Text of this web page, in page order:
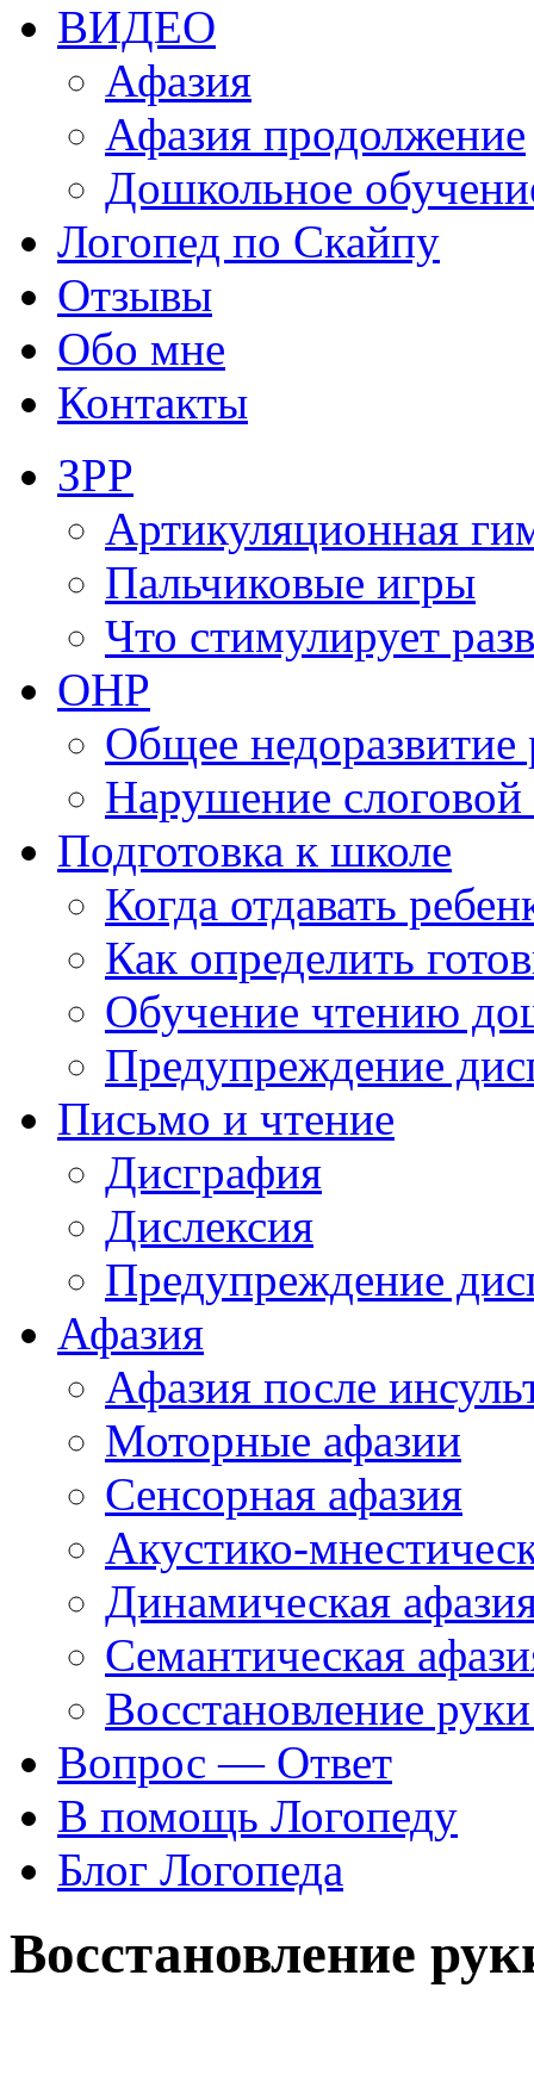
ВИДЕО
Афазия
Афазия продолжение
Дошкольное
Логопед по Скайпу
Отзывы
Обо мне
Контакты
ЗРР
Артикуляционная
Пальчиковые игры
Что стимулирует
ОНР
Общее недоразвитие
Нарушение слоговой
Подготовка к школе
Когда отдавать
Как определить
Обучение чтению
Предупреждение
Письмо и чтение
Дисграфия
Дислексия
Предупреждение
Афазия
Афазия после
Моторные афазии
Сенсорная афазия
Акустико-
Динамическая
Семантическая
Восстановление
Вопрос — Ответ
В помощь Логопеду
Блог Логопеда
Восстановление